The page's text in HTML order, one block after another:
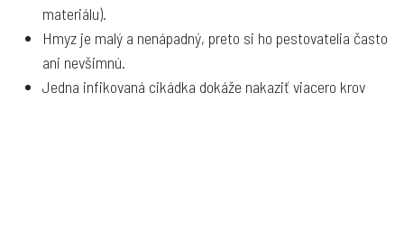
materiálu).
Hmyz je malý a nenápadný, preto si ho pestovatelia často
ani nevšimnú.
Jedna infikovaná cikádka dokáže nakaziť viacero krov